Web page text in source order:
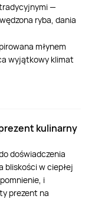
—
ryba, dania
młynem
wyjątkowy klimat
kulinarny
doświadczenia
bliskości w ciepłej
i
prezent na